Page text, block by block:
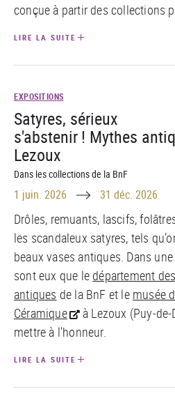
conçue à partir des collections
LIRE LA SUITE
EXPOSITIONS
Satyres, sérieux
s'abstenir ! Mythes
Lezoux
Dans les collections de la BnF
1 juin. 2026 Until 31 déc. 2026
Drôles, remuants, lascifs,
les scandaleux satyres, tels
beaux vases antiques. Dans
sont eux que le département
antiques de la BnF et le musée
Céramique
à Lezoux (Puy-
mettre à l’honneur.
LIRE LA SUITE